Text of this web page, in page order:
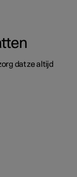
dat ze altijd